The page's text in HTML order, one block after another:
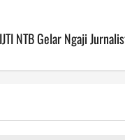
IJTI NTB Gelar Ngaji